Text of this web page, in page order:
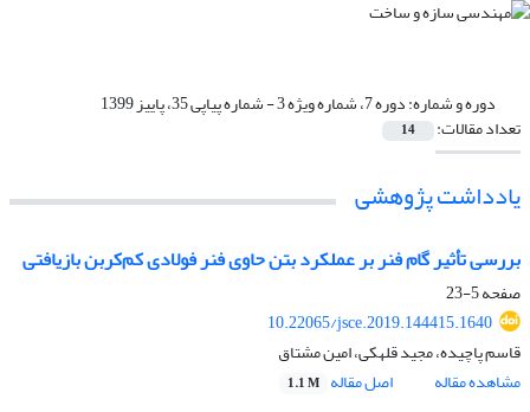
دوره و شماره:دوره 7، شماره ویژه 3 - شماره پیاپی 35، پاییز 1399
تعداد مقالات: 14
یادداشت پژوهشی
بررسی تأثیر گام فنر بر عملکرد بتن حاوی فنر فولادی کم‌کربن بازیافتی
صفحه5-23
10.22065/jsce.2019.144415.1640
قاسم پاچیده، مجید قلهکی، امین مشتاق
مشاهده مقاله
اصل مقاله 1.1 M